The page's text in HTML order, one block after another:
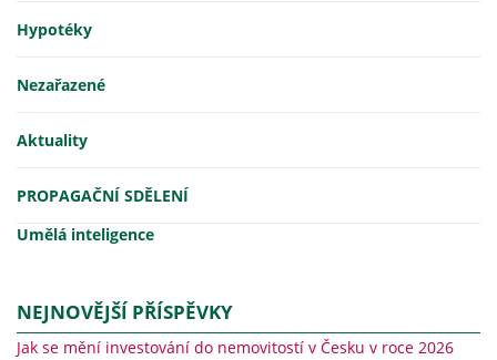
Hypotéky
Nezařazené
Aktuality
PROPAGAČNÍ SDĚLENÍ
Umělá inteligence
NEJNOVĚJŠÍ PŘÍSPĚVKY
Jak se mění investování do nemovitostí v Česku v roce 2026